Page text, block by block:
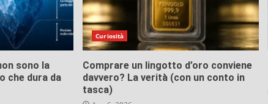
sono la
che dura da
Curiosità
Comprare un lingotto d’oro conviene
davvero? La verità (con un conto in
tasca)